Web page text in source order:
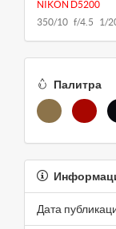
NIKON D5200
350/10 f/4.5 1/
Палитра
Дата